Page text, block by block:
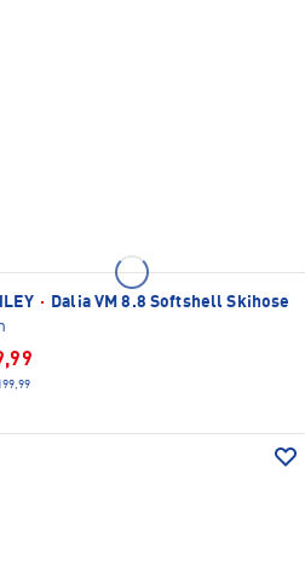
·
Dalia VM 8.8 Softshell Skihose